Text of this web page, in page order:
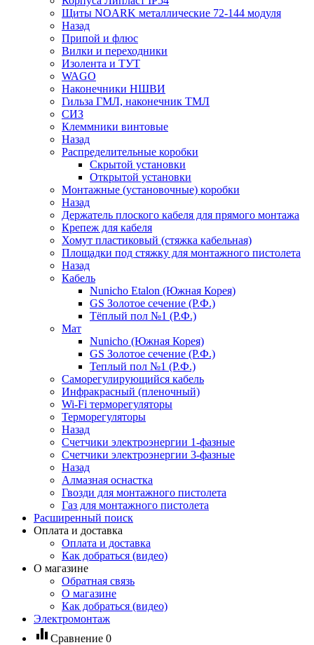
Щиты NOARK металлические 72-144 модуля
Назад
Припой и флюс
Вилки и переходники
Изолента и ТУТ
WAGO
Наконечники НШВИ
Гильза ГМЛ, наконечник ТМЛ
СИЗ
Клеммники винтовые
Назад
Распределительные коробки
Скрытой установки
Открытой установки
Монтажные (установочные) коробки
Назад
Держатель плоского кабеля для прямого монтажа
Крепеж для кабеля
Хомут пластиковый (стяжка кабельная)
Площадки под стяжку для монтажного пистолета
Назад
Кабель
Nunicho Etalon (Южная Корея)
GS Золотое сечение (Р.Ф.)
Тёплый пол №1 (Р.Ф.)
Мат
Nunicho (Южная Корея)
GS Золотое сечение (Р.Ф.)
Теплый пол №1 (Р.Ф.)
Саморегулирующийся кабель
Инфракрасный (пленочный)
Wi-Fi терморегуляторы
Терморегуляторы
Назад
Счетчики электроэнергии 1-фазные
Счетчики электроэнергии 3-фазные
Назад
Алмазная оснастка
Гвозди для монтажного пистолета
Газ для монтажного пистолета
Расширенный поиск
Оплата и доставка
Оплата и доставка
Как добраться (видео)
О магазине
Обратная связь
О магазине
Как добраться (видео)
Электромонтаж
equalizer Сравнение 0